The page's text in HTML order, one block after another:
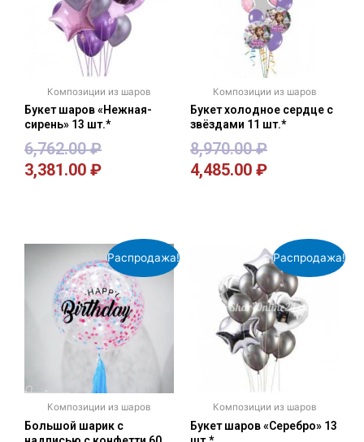
Композиции из шаров
Букет шаров «Нежная-
сирень» 13 шт.*
6,762.00₽
3,381.00 ₽
Композиции из шаров
Букет холодное сердце с
звёздами 11 шт.*
8,970.00₽
4,485.00 ₽
Распродажа!
Композиции из шаров
Большой шарик с
Распродажа!
Композиции из шаров
Букет шаров «Серебро» 13